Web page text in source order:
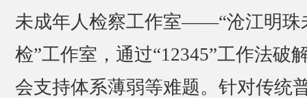
未成年人检察工作室——“沧江明珠
检”工作室，通过“12345”工作法破
会支持体系薄弱等难题。针对传统